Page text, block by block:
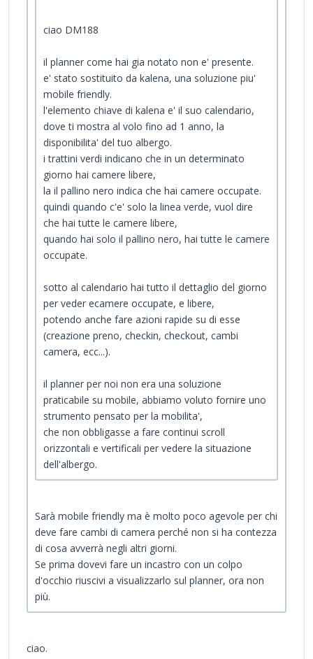
ciao DM188
il planner come hai gia notato non e' presente.
e' stato sostituito da kalena, una soluzione piu'
mobile friendly.
l'elemento chiave di kalena e' il suo calendario,
dove ti mostra al volo fino ad 1 anno, la
disponibilita' del tuo albergo.
i trattini verdi indicano che in un determinato
giorno hai camere libere,
la il pallino nero indica che hai camere occupate.
quindi quando c'e' solo la linea verde, vuol dire
che hai tutte le camere libere,
quando hai solo il pallino nero, hai tutte le camere
occupate.
sotto al calendario hai tutto il dettaglio del giorno
per veder ecamere occupate, e libere,
potendo anche fare azioni rapide su di esse
(creazione preno, checkin, checkout, cambi
camera, ecc...).
il planner per noi non era una soluzione
praticabile su mobile, abbiamo voluto fornire uno
strumento pensato per la mobilita',
che non obbligasse a fare continui scroll
orizzontali e vertificali per vedere la situazione
dell'albergo.
Sarà mobile friendly ma è molto poco agevole per chi
deve fare cambi di camera perché non si ha contezza
di cosa avverrà negli altri giorni.
Se prima dovevi fare un incastro con un colpo
d'occhio riuscivi a visualizzarlo sul planner, ora non
più.
ciao.